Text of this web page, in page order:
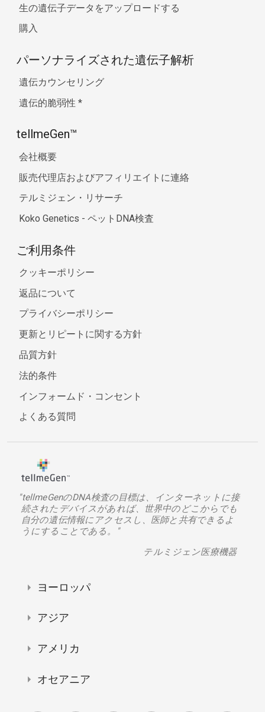
生の遺伝子データをアップロードする
購入
パーソナライズされた遺伝子解析
遺伝カウンセリング
遺伝的脆弱性 *
tellmeGen™
会社概要
販売代理店およびアフィリエイトに連絡
テルミジェン・リサーチ
Koko Genetics - ペットDNA検査
ご利用条件
クッキーポリシー
返品について
プライバシーポリシー
更新とリピートに関する方針
品質方針
法的条件
インフォームド・コンセント
よくある質問
"tellmeGenのDNA検査の目標は、インターネットに接
続されたデバイスがあれば、世界中のどこからでも
自分の遺伝情報にアクセスし、医師と共有できるよ
うにすることである。"
テルミジェン医療機器
ヨーロッパ
アジア
アメリカ
オセアニア